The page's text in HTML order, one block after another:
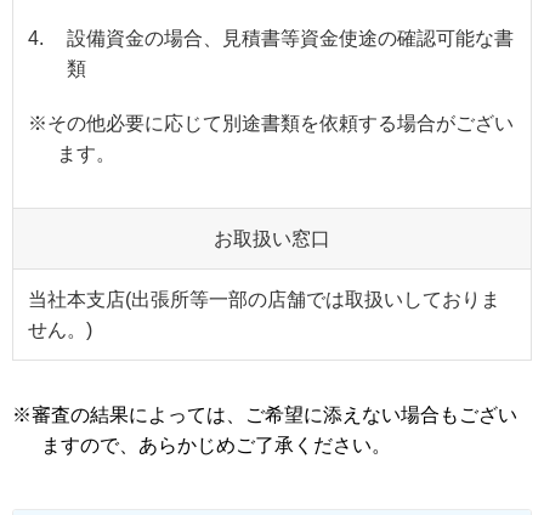
4.
設備資金の場合、見積書等資金使途の確認可能な書
類
※その他必要に応じて別途書類を依頼する場合がござい
ます。
お取扱い窓口
当社本支店(出張所等一部の店舗では取扱いしておりま
せん。)
※審査の結果によっては、ご希望に添えない場合もござい
ますので、あらかじめご了承ください。